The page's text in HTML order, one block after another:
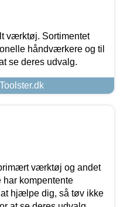
værktøj. Sortimentet
håndværkere og til
se deres udvalg.
værktøj og andet
har kompentente
hjælpe dig, så tøv ikke